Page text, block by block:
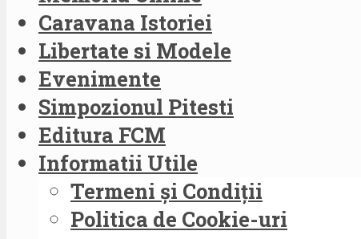
Caravana Istoriei
Libertate si Modele
Evenimente
Simpozionul Pitesti
Editura FCM
Informatii Utile
Termeni și Condiții
Politica de Cookie-uri